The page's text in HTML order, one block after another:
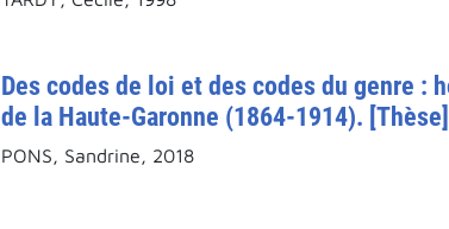
Des codes de loi et des codes du genre :
de la Haute-Garonne (1864-1914).
PONS, Sandrine, 2018